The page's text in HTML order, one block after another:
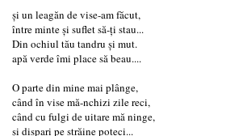
și un leagăn de vise-am făcut,
între minte și suflet să-ți stau...
Din ochiul tău tandru și mut.
apă verde îmi place să beau....
O parte din mine mai plânge,
când în vise mă-nchizi zile reci,
când cu fulgi de uitare mă ninge,
și dispari pe străine poteci...